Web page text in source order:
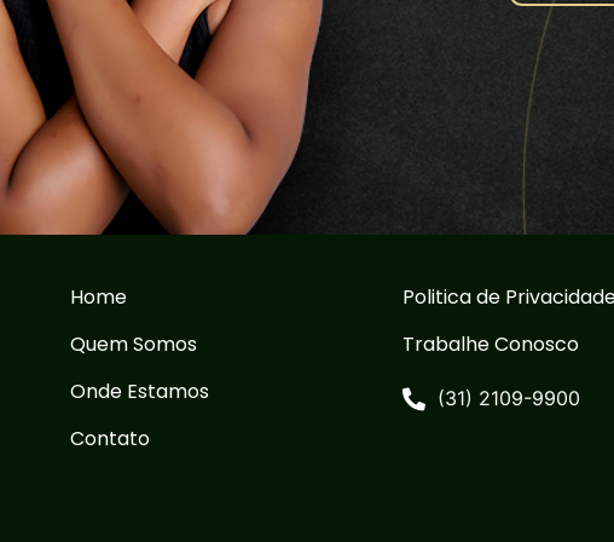
Home
Quem Somos
Onde Estamos
Contato
Politica de
Trabalhe Conosco
(31) 2109-9900